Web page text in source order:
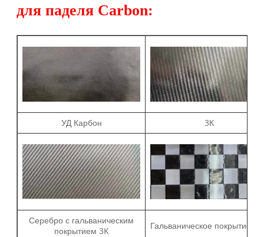
для паделя Carbon:
УД Карбон 3К
Серебро с гальваническим
покрытием 3K
Гальваническое покрытие